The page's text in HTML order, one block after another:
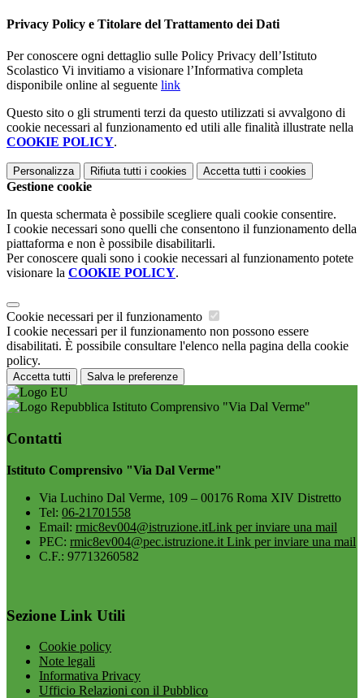
Privacy Policy e Titolare del Trattamento dei Dati
Per conoscere ogni dettaglio sulle Policy Privacy dell’Istituto
Scolastico Vi invitiamo a visionare l’Informativa completa
disponibile online al seguente link
Questo sito o gli strumenti terzi da questo utilizzati si avvalgono di
cookie necessari al funzionamento ed utili alle finalità illustrate nella
COOKIE POLICY.
Personalizza Rifiuta tutti i cookies Accetta tutti i cookies
Gestione cookie
In questa schermata è possibile scegliere quali cookie consentire.
I cookie necessari sono quelli che consentono il funzionamento della
piattaforma e non è possibile disabilitarli.
Per conoscere quali sono i cookie necessari al funzionamento potete
visionare la COOKIE POLICY.
Cookie necessari per il funzionamento
I cookie necessari per il funzionamento non possono essere
disabilitati. È possibile consultare l'elenco nella pagina della cookie
policy.
Accetta tutti Salva le preferenze
Istituto Comprensivo "Via Dal Verme"
Contatti
Istituto Comprensivo "Via Dal Verme"
Via Luchino Dal Verme, 109 – 00176 Roma XIV Distretto
Tel: 06-21701558
Email: rmic8ev004@istruzione.itLink per inviare una mail
PEC: rmic8ev004@pec.istruzione.it Link per inviare una mail
C.F.: 97713260582
Sezione Link Utili
Cookie policy
Note legali
Informativa Privacy
Ufficio Relazioni con il Pubblico